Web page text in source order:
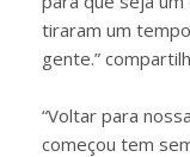
tiraram um
gente.”
“Voltar para
começou tem